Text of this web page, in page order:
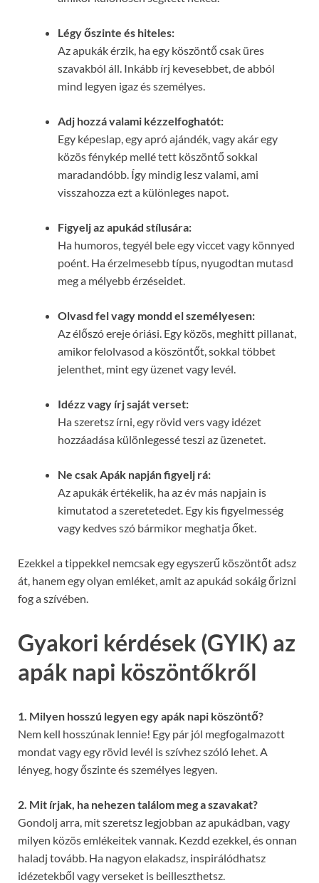
Légy őszinte és hiteles:
Az apukák érzik, ha egy köszöntő csak üres
szavakból áll. Inkább írj kevesebbet, de abból
mind legyen igaz és személyes.
Adj hozzá valami kézzelfoghatót:
Egy képeslap, egy apró ajándék, vagy akár egy
közös fénykép mellé tett köszöntő sokkal
maradandóbb. Így mindig lesz valami, ami
visszahozza ezt a különleges napot.
Figyelj az apukád stílusára:
Ha humoros, tegyél bele egy viccet vagy könnyed
poént. Ha érzelmesebb típus, nyugodtan mutasd
meg a mélyebb érzéseidet.
Olvasd fel vagy mondd el személyesen:
Az élőszó ereje óriási. Egy közös, meghitt pillanat,
amikor felolvasod a köszöntőt, sokkal többet
jelenthet, mint egy üzenet vagy levél.
Idézz vagy írj saját verset:
Ha szeretsz írni, egy rövid vers vagy idézet
hozzáadása különlegessé teszi az üzenetet.
Ne csak Apák napján figyelj rá:
Az apukák értékelik, ha az év más napjain is
kimutatod a szeretetedet. Egy kis figyelmesség
vagy kedves szó bármikor meghatja őket.
Ezekkel a tippekkel nemcsak egy egyszerű köszöntőt adsz
át, hanem egy olyan emléket, amit az apukád sokáig őrizni
fog a szívében.
Gyakori kérdések (GYIK) az
apák napi köszöntőkről
1. Milyen hosszú legyen egy apák napi köszöntő?
Nem kell hosszúnak lennie! Egy pár jól megfogalmazott
mondat vagy egy rövid levél is szívhez szóló lehet. A
lényeg, hogy őszinte és személyes legyen.
2. Mit írjak, ha nehezen találom meg a szavakat?
Gondolj arra, mit szeretsz legjobban az apukádban, vagy
milyen közös emlékeitek vannak. Kezdd ezekkel, és onnan
haladj tovább. Ha nagyon elakadsz, inspirálódhatsz
idézetekből vagy verseket is beilleszthetsz.